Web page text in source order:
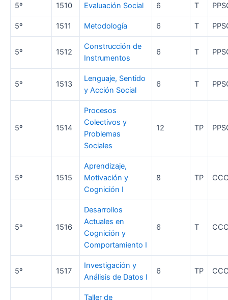
5º 1510 Evaluación Social 6 T
5º 1511 Metodología 6 T
5º 1512
Construcción de
Instrumentos
6 T
5º 1513
Lenguaje, Sentido
y Acción Social
6 T
5º 1514
Procesos
Colectivos y
Problemas
Sociales
12 TP
5º 1515
Aprendizaje,
Motivación y
Cognición I
8 TP
5º 1516
Desarrollos
Actuales en
Cognición y
Comportamiento I
6 T
5º 1517
Investigación y
Análisis de Datos I
6 TP
Taller de